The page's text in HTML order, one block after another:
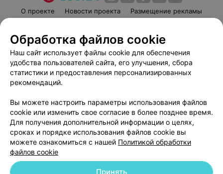
О проекте Новости проекта
Размещение рекламы
Пользовательское соглашение
Способы оплаты
Вакансии
Партнеры
Написать руководителю 103.by
Обработка персональных данных
Обработка файлов cookie
Наш сайт использует файлы cookie для обеспечения
удобства пользователей сайта, его улучшения, сбора
статистики и предоставления персонализированных
рекомендаций.
Вы можете настроить параметры использования файлов
cookie или изменить свое согласие в более позднее время.
Для получения дополнительной информации о целях,
сроках и порядке использования файлов cookie вы
можете ознакомиться с нашей Политикой обработки
файлов cookie
Принять